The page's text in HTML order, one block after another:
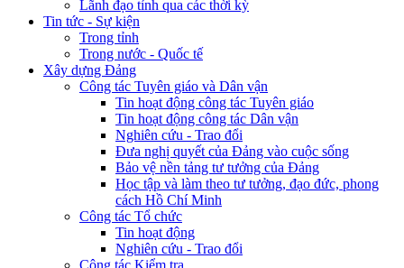
Lãnh đạo tỉnh qua các thời kỳ
Tin tức - Sự kiện
Trong tỉnh
Trong nước - Quốc tế
Xây dựng Đảng
Công tác Tuyên giáo và Dân vận
Tin hoạt động công tác Tuyên giáo
Tin hoạt động công tác Dân vận
Nghiên cứu - Trao đổi
Đưa nghị quyết của Đảng vào cuộc sống
Bảo vệ nền tảng tư tưởng của Đảng
Học tập và làm theo tư tưởng, đạo đức, phong
cách Hồ Chí Minh
Công tác Tổ chức
Tin hoạt động
Nghiên cứu - Trao đổi
Công tác Kiểm tra